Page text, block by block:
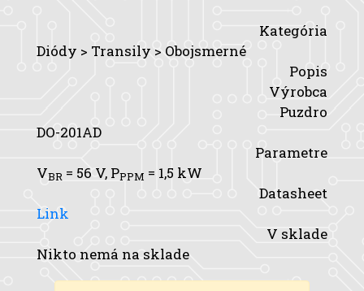
Kategória
Diódy > Transily > Obojsmerné
Popis
Výrobca
Puzdro
DO-201AD
Parametre
VBR = 56 V, PPPM = 1,5 kW
Datasheet
Link
V sklade
Nikto nemá na sklade